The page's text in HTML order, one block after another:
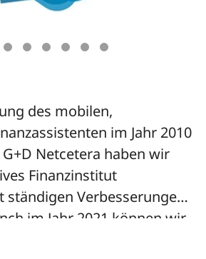
des mobilen,
im Jahr 2010
Netcetera haben wir
Finanzinstitut
Verbesserungen
im Jahr 2021 können wir
und Kunden, dank G+D